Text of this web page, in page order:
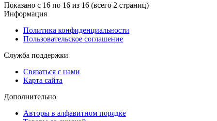
Показано с 16 по 16 из 16 (всего 2 страниц)
Информация
Политика конфиденциальности
Пользовательское соглашение
Служба поддержки
Связаться с нами
Карта сайта
Дополнительно
Авторы в алфавитном порядке